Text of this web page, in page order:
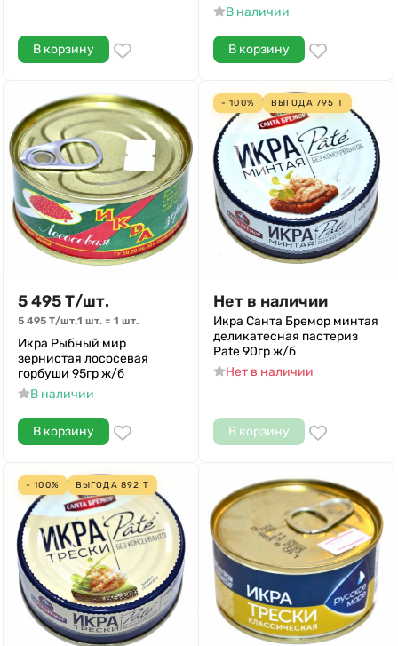
В корзину
В наличии
В корзину
5 495Т/шт.
5 495 Т/шт.1 шт. = 1 шт.
Икра Рыбный мир
зернистая лососевая
горбуши 95гр ж/б
В наличии
В корзину
- 100% ВЫГОДА 795 Т
Нет в наличии
Икра Санта Бремор минтая
деликатесная пастериз
Pate 90гр ж/б
Нет в наличии
В корзину
- 100% ВЫГОДА 892 Т